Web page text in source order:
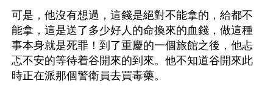
可是，他沒有想過，這錢是絕對不能拿的，給都不
能拿，這是送了多少好人的命換來的血錢，做這種
事本身就是死罪！到了重慶的一個旅館之後，他忐
忑不安的等待着谷開來的到來。他不知道谷開來此
時正在派那個警衛員去買毒藥。